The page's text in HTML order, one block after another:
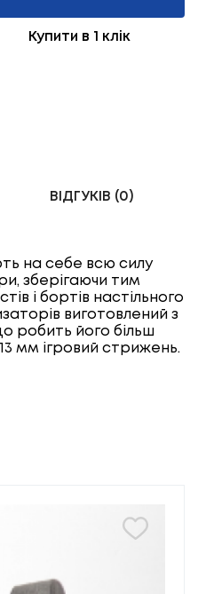
Купити в 1 клік
ВІДГУКІВ (0)
на себе всю силу
зберігаючи тим
і бортів настільного
виготовлений з
робить його більш
мм ігровий стрижень.